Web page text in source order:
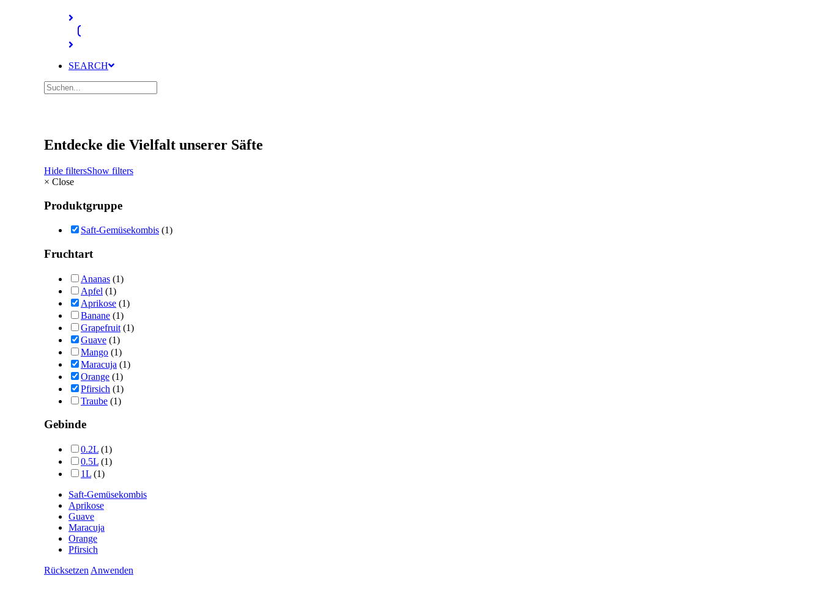
SEARCH
Entdecke die Vielfalt unserer Säfte
Hide filtersShow filters
× Close
Produktgruppe
Saft-Gemüsekombis (1)
Fruchtart
Ananas (1)
Apfel (1)
Aprikose (1)
Banane (1)
Grapefruit (1)
Guave (1)
Mango (1)
Maracuja (1)
Orange (1)
Pfirsich (1)
Traube (1)
Gebinde
0.2L (1)
0.5L (1)
1L (1)
Saft-Gemüsekombis
Aprikose
Guave
Maracuja
Orange
Pfirsich
Rücksetzen Anwenden